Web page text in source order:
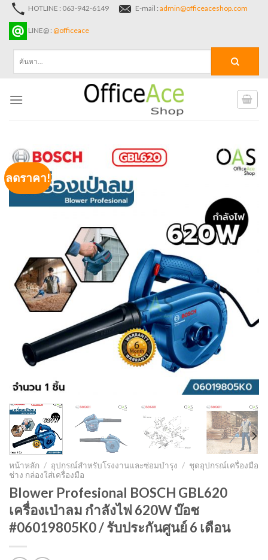
Skip
content
HOTLINE : 063-942-6149 E-mail : admin@officeaceshop.com
LINE@ : @officeace
ลดราคา!
หน้าหลัก / อุปกรณ์สำหรับโรงงานและซ่อมบำรุง / ชุดอุปกรณ์เครื่องมือ
ช่าง กล่องใส่เครื่องมือ
Blower Profesional BOSCH GBL620
เครื่องเป่าลม กำลังไฟ 620W บ๊อช
#06019805K0 / รับประกันศูนย์ 6 เดือน